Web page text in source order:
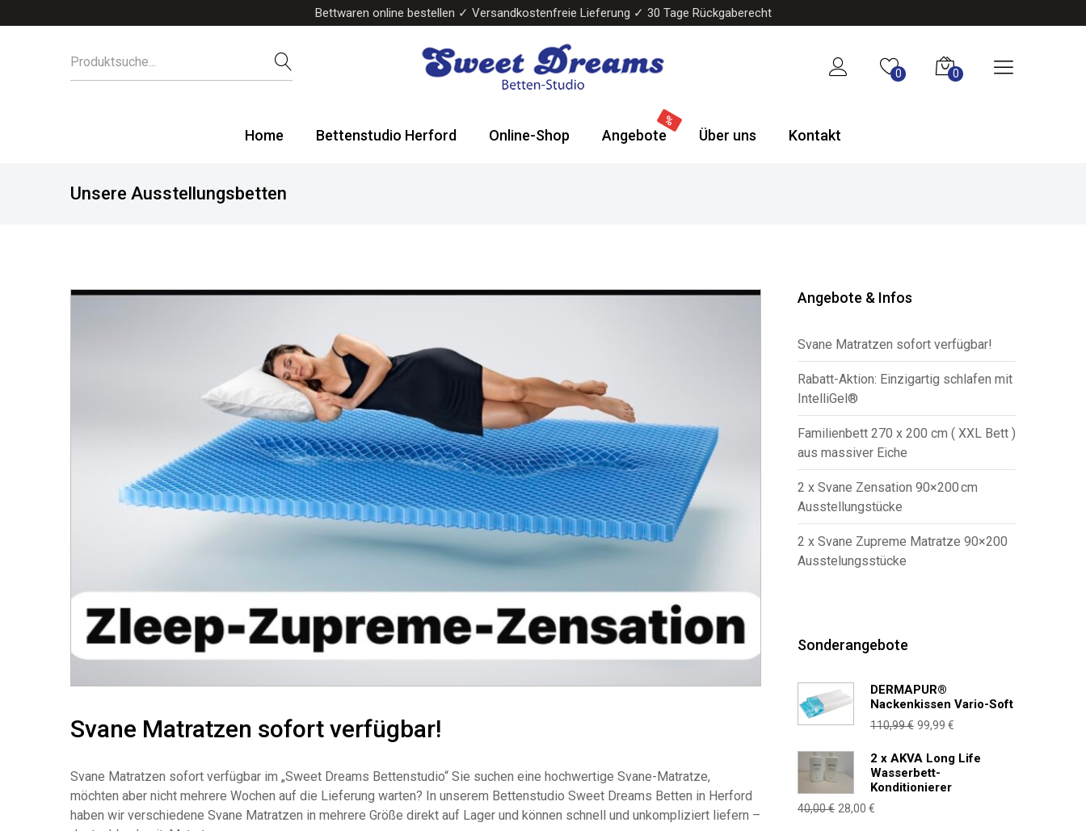
Bettwaren online bestellen ✓ Versandkostenfreie Lieferung ✓ 30 Tage Rückgaberecht
Bettenstudio
Boxspringbetten
0 0
Home Bettenstudio Herford Online-Shop Angebote Über uns Kontakt
Unsere Ausstellungsbetten
Svane Matratzen sofort verfügbar!
Svane Matratzen sofort verfügbar im „Sweet Dreams Bettenstudio“ Sie suchen eine hochwertige Svane-Matratze,
möchten aber nicht mehrere Wochen auf die Lieferung warten? In unserem Bettenstudio Sweet Dreams Betten in Herford
haben wir verschiedene Svane Matratzen in mehrere Größe direkt auf Lager und können schnell und unkompliziert liefern –
Angebote & Infos
Svane Matratzen sofort verfügbar!
Rabatt-Aktion: Einzigartig schlafen mit
IntelliGel®
Familienbett 270 x 200 cm ( XXL Bett )
aus massiver Eiche
2 x Svane Zensation 90×200 cm
Ausstellungstücke
2 x Svane Zupreme Matratze 90×200
Ausstelungsstücke
Sonderangebote
DERMAPUR®
Nackenkissen Vario-Soft
110,99€ Ursprünglicher
war:
110,99 €
99,99 €
ist:
2 x AKVA Long Life
Wasserbett-
Konditionierer
40,00€ Ursprünglicher
28,00 €